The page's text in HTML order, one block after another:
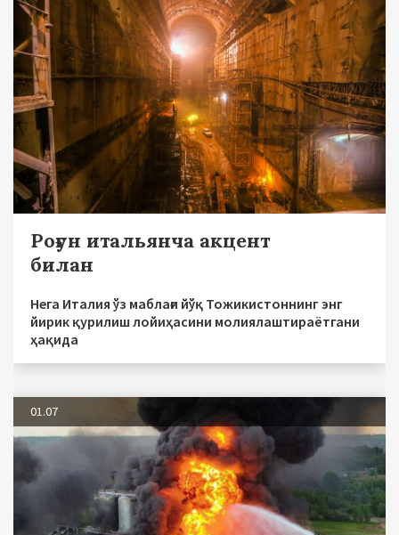
Роғун итальянча акцент
билан
Нега Италия ўз маблағи йўқ Тожикистоннинг энг
йирик қурилиш лойиҳасини молиялаштираётгани
ҳақида
01.07